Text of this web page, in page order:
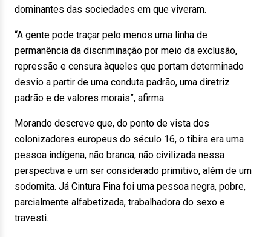
dominantes das sociedades em que viveram.
“A gente pode traçar pelo menos uma linha de
permanência da discriminação por meio da exclusão,
repressão e censura àqueles que portam determinado
desvio a partir de uma conduta padrão, uma diretriz
padrão e de valores morais”, afirma.
Morando descreve que, do ponto de vista dos
colonizadores europeus do século 16, o tibira era uma
pessoa indígena, não branca, não civilizada nessa
perspectiva e um ser considerado primitivo, além de um
sodomita. Já Cintura Fina foi uma pessoa negra, pobre,
parcialmente alfabetizada, trabalhadora do sexo e
travesti.